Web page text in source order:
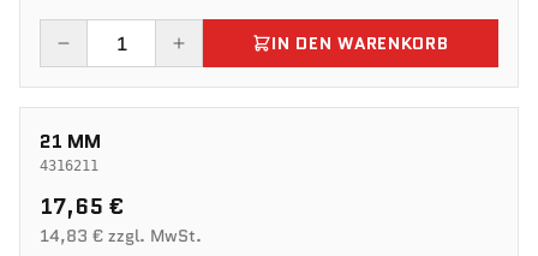
IN DEN WARENKORB
21 MM
4316211
17,65 €
14,83 € zzgl. MwSt.